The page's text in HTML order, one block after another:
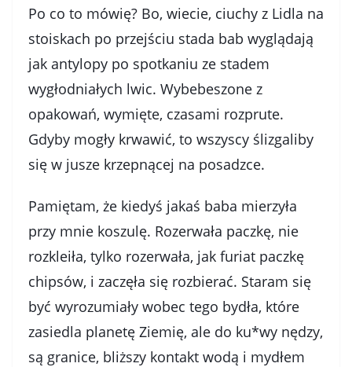
Po co to mówię? Bo, wiecie, ciuchy z Lidla na
stoiskach po przejściu stada bab wyglądają
jak antylopy po spotkaniu ze stadem
wygłodniałych lwic. Wybebeszone z
opakowań, wymięte, czasami rozprute.
Gdyby mogły krwawić, to wszyscy ślizgaliby
się w jusze krzepnącej na posadzce.
Pamiętam, że kiedyś jakaś baba mierzyła
przy mnie koszulę. Rozerwała paczkę, nie
rozkleiła, tylko rozerwała, jak furiat paczkę
chipsów, i zaczęła się rozbierać. Staram się
być wyrozumiały wobec tego bydła, które
zasiedla planetę Ziemię, ale do ku*wy nędzy,
są granice, bliższy kontakt wodą i mydłem